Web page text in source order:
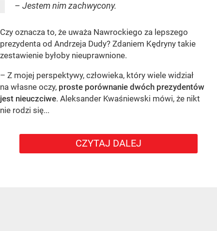
– Jestem nim zachwycony.
Czy oznacza to, że uważa Nawrockiego za lepszego
prezydenta od Andrzeja Dudy? Zdaniem Kędryny takie
zestawienie byłoby nieuprawnione.
– Z mojej perspektywy, człowieka, który wiele widział
na własne oczy, proste porównanie dwóch prezydentów
jest nieuczciwe. Aleksander Kwaśniewski mówi, że nikt
nie rodzi się...
CZYTAJ DALEJ